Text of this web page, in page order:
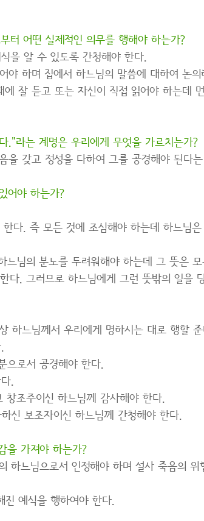
터 어떤 실제적인 의무를 행해야 하는가?
을 알 수 있도록 간청해야 한다.
야 하며 집에서 하느님의 말씀에 대하여 논의
잘 듣고 또는 자신이 직접 읽어야 하는데
."라는 계명은 우리에게 무엇을 가르치는가?
을 갖고 정성을 다하여 그를 공경해야 된다
어야 하는가?
다. 즉 모든 것에 조심해야 하는데 하느님은
느님의 분노를 두려워해야 하는데 그 뜻은
다. 그러므로 하느님에게 그런 뜻밖의 일을
하느님께서 우리에게 명하시는 대로 행할
으로서 공경해야 한다.
.
창조주이신 하느님께 감사해야 한다.
신 보조자이신 하느님께 간청해야 한다.
을 가져야 하는가?
하느님으로서 인정해야 하며 설사 죽음의 위
예식을 행하여야 한다.